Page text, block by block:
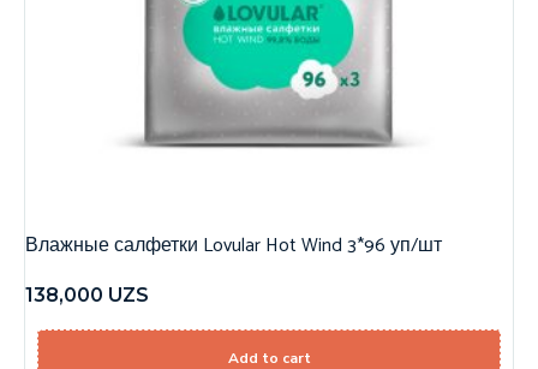
Влажные салфетки Lovular Hot Wind 3*96 уп/шт
138,000 UZS
Add to cart